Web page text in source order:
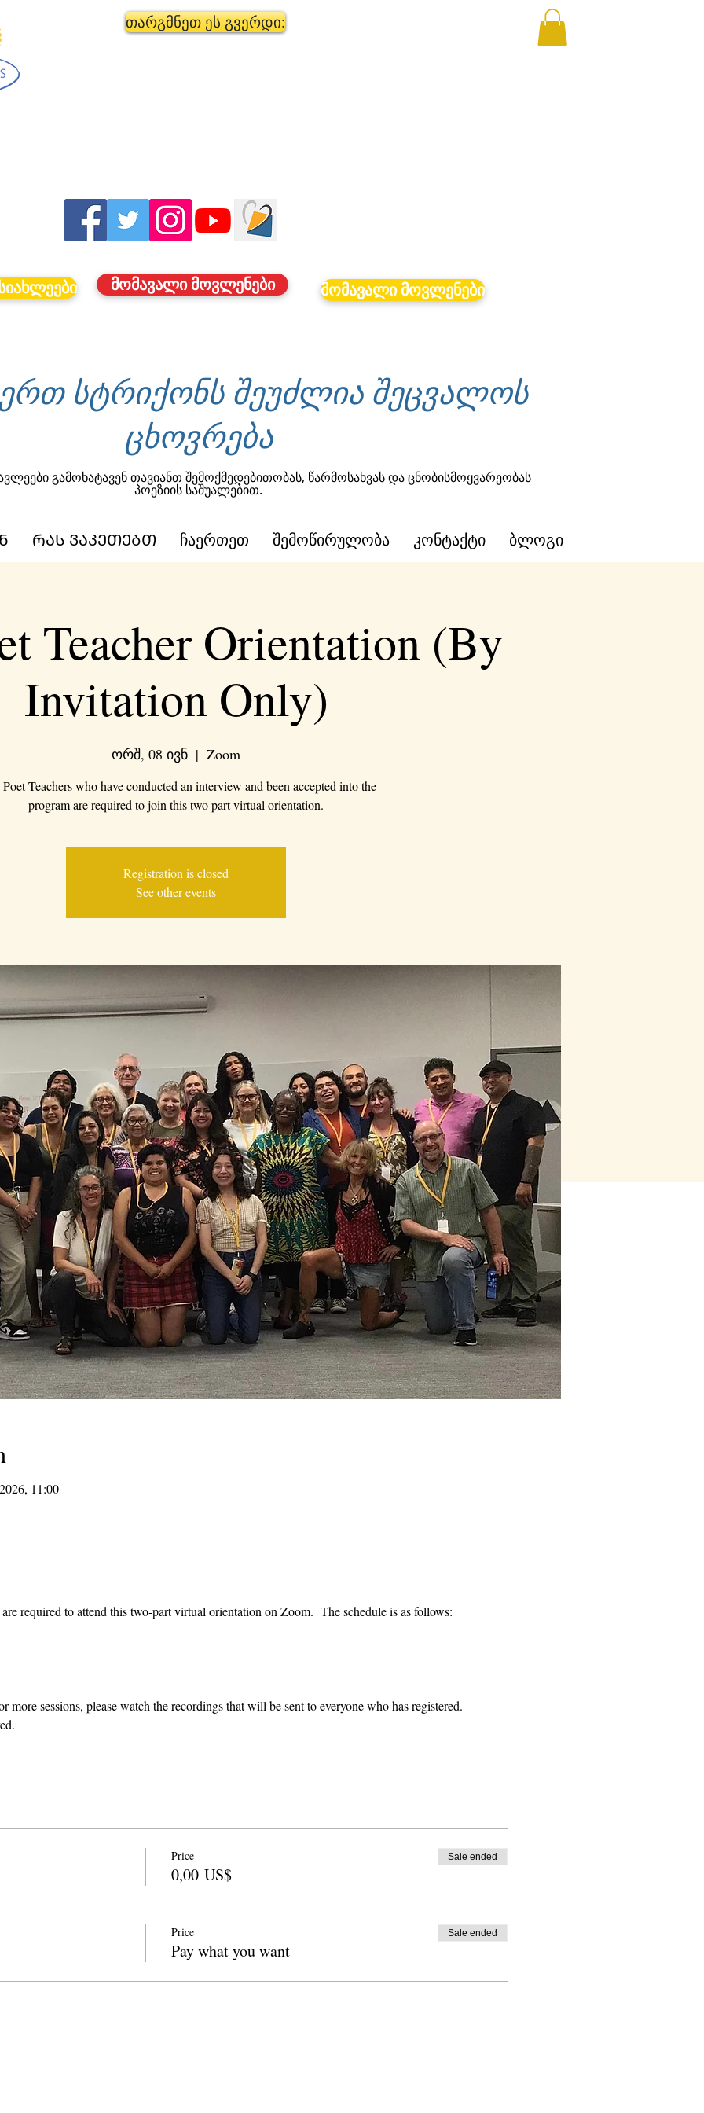
თარგმნეთ ეს გვერდი:
მომავალი მოვლენები მომავალი მოვლენები
სტრიქონს შეუძლია შეცვალოს
ცხოვრება
გამოხატავენ თავიანთ შემოქმედებითობას, წარმოსახვას და ცნობისმოყვარეობას
პოეზიის საშუალებით.
ᲠᲐᲡ ᲕᲐᲙᲔᲗᲔᲑᲗ ჩაერთეთ შემოწირულობა კონტაქტი ბლოგი
Teacher Orientation (By
Invitation Only)
ორშ, 08 ივნ
  |
Zoom
Teachers who have conducted an interview and been accepted into the
program are required to join this two part virtual orientation.
Registration is closed
See other events
11:00
required to attend this two-part virtual orientation on Zoom.  The schedule is as follows:
more sessions, please watch the recordings that will be sent to everyone who has registered.
Price
0,00 US$
Sale ended
Price
Pay what you want
Sale ended